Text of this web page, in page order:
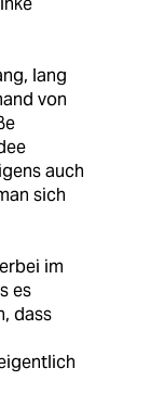
lang
von
auch
sich
im
es
dass